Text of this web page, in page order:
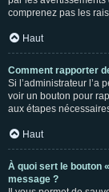
comprenez pas les
Haut
Comment rapporter
Si l’administrateur l’a
voir un bouton pour
aux étapes
Haut
À quoi sert le bouton
message ?